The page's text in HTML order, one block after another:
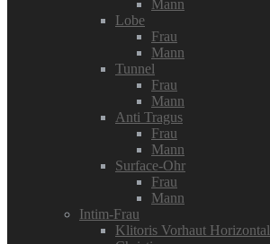
Mann
Lobe
Frau
Mann
Tunnel
Frau
Mann
Anti Tragus
Frau
Mann
Surface-Ohr
Frau
Mann
Intim-Frau
Klitoris Vorhaut Horizontal